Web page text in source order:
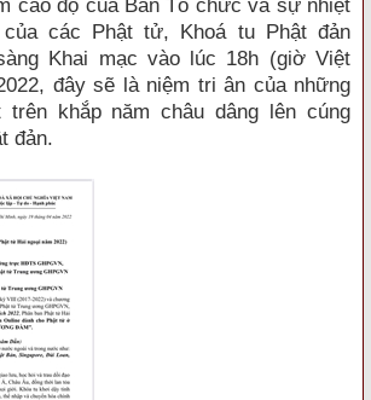
cao độ của Ban Tổ chức và sự nhiệt
các Phật tử, Khoá tu Phật đản
Khai mạc vào lúc 18h (giờ Việt
đây sẽ là niệm tri ân của những
trên khắp năm châu dâng lên cúng
đản.